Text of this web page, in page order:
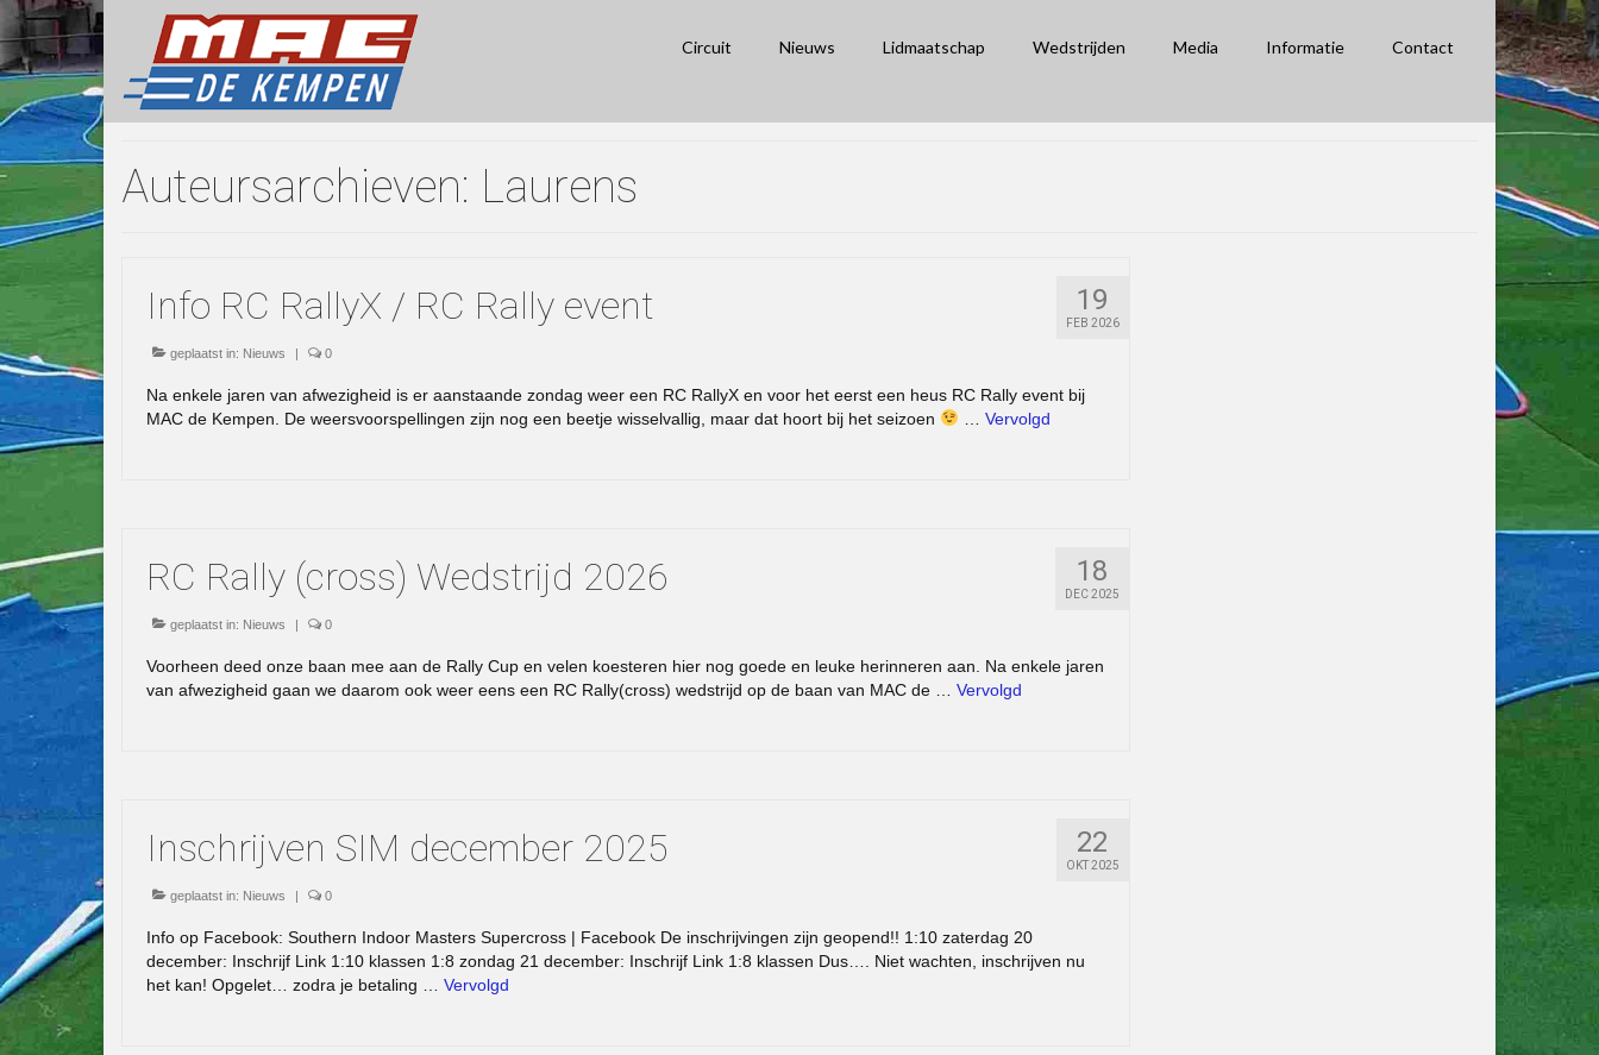
Circuit Nieuws Lidmaatschap Wedstrijden Media Informatie Contact
Auteursarchieven: Laurens
19
FEB 2026
Info RC RallyX / RC Rally event
geplaatst in: Nieuws | 0
Na enkele jaren van afwezigheid is er aanstaande zondag weer een RC RallyX en voor het eerst een heus RC Rally event bij
MAC de Kempen. De weersvoorspellingen zijn nog een beetje wisselvallig, maar dat hoort bij het seizoen
Vervolgd
18
DEC 2025
RC Rally (cross) Wedstrijd 2026
geplaatst in: Nieuws | 0
Voorheen deed onze baan mee aan de Rally Cup en velen koesteren hier nog goede en leuke herinneren aan. Na enkele jaren
van afwezigheid gaan we daarom ook weer eens een RC Rally(cross) wedstrijd op de baan van MAC de … Vervolgd
22
OKT 2025
Inschrijven SIM december 2025
geplaatst in: Nieuws | 0
Info op Facebook: Southern Indoor Masters Supercross | Facebook De inschrijvingen zijn geopend!! 1:10 zaterdag 20
december: Inschrijf Link 1:10 klassen 1:8 zondag 21 december: Inschrijf Link 1:8 klassen Dus…. Niet wachten, inschrijven nu
het kan! Opgelet… zodra je betaling … Vervolgd